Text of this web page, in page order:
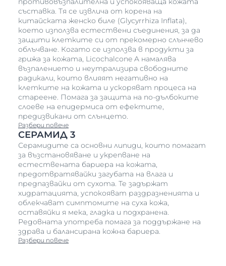
съставка. Тя се извлича от корена на
китайската женско биле (Glycyrrhiza Inflata),
което използва естествени съединения, за да
защити клетките си от прекомерно слънчево
облъчване. Когато се използва в продукти за
грижа за кожата, Licochalcone A намалява
възпалението и неутрализира свободните
радикали, които влияят негативно на
клетките на кожата и ускоряват процеса на
стареене. Помага за защита на по-дълбоките
слоеве на епидермиса от ефектите,
предизвикани от слънцето.
Разбери повече
CЕРАМИД 3
Серамидите са основни липиди, които помагат
за възстановяване и укрепване на
естествената бариера на кожата,
предотвратявайки загубата на влага и
предпазвайки от сухота. Те задържат
хидратацията, успокояват раздразненията и
облекчават симптомите на суха кожа,
оставяйки я мека, гладка и подхранена.
Редовната употреба помага за поддържане на
здрава и балансирана кожна бариера.
Разбери повече